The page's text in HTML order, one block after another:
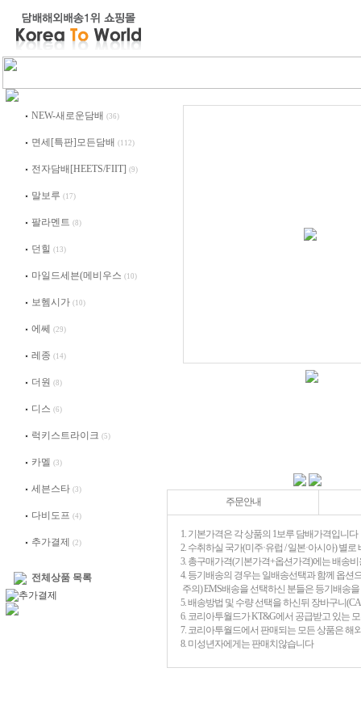
NEW-새로운담배 (36)
면세[특판]모든담배 (112)
전자담배[HEETS/FIIT] (9)
말보루 (17)
팔라멘트 (8)
던힐 (13)
마일드세븐(메비우스 (10)
보헴시가 (10)
에쎄 (29)
레종 (14)
더원 (8)
디스 (6)
럭키스트라이크 (5)
카멜 (3)
세븐스타 (3)
다비도프 (4)
추가결제 (2)
전체상품 목록
주문안내
1. 기본가격은 각 상품의 1보루 담배가격입니다
2. 수취하실 국가(미주·유럽 / 일본·아시아) 별
3. 총구매가격(기본가격+옵션가격)에는 배송
4. 등기배송의 경우는 일배송선택과 함께 옵션
주의) EMS배송을 선택하신 분들은 등기배송
5. 배송방법 및 수량 선택을 하신뒤 장바구니
6. 코리아투월드가 KT&G에서 공급받고 있는
7. 코리아투월드에서 판매되는 모든 상품은 해
8. 미성년자에게는 판매치않습니다